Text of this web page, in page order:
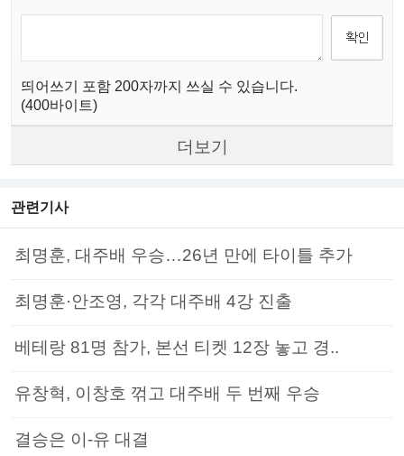
띄어쓰기 포함 200자까지 쓰실 수 있습니다.
(400바이트)
더보기
관련기사
최명훈, 대주배 우승…26년 만에 타이틀 추가
최명훈·안조영, 각각 대주배 4강 진출
베테랑 81명 참가, 본선 티켓 12장 놓고 경..
유창혁, 이창호 꺾고 대주배 두 번째 우승
결승은 이-유 대결